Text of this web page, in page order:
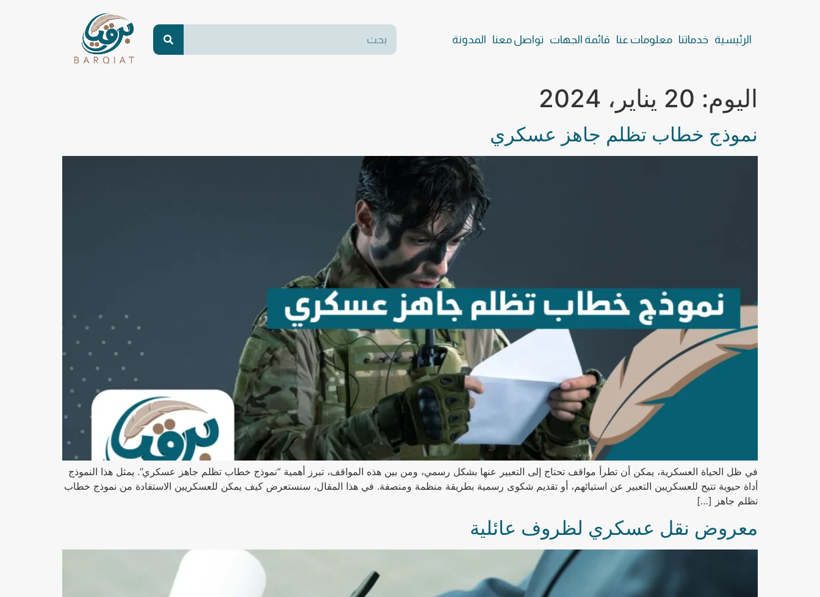
الرئيسية خدماتنا معلومات عنا قائمة الجهات تواصل معنا المدونة
اليوم: 20 يناير، 2024
نموذج خطاب تظلم جاهز عسكري
في ظل الحياة العسكرية، يمكن أن تطرأ مواقف تحتاج إلى التعبير عنها بشكل رسمي، ومن بين هذه المواقف، تبرز أهمية “نموذج خطاب تظلم جاهز عسكري”. يمثل هذا النموذج
أداة حيوية تتيح للعسكريين التعبير عن استيائهم، أو تقديم شكوى رسمية بطريقة منظمة ومنصفة. في هذا المقال، سنستعرض كيف يمكن للعسكريين الاستفادة من نموذج خطاب
تظلم جاهز […]
معروض نقل عسكري لظروف عائلية